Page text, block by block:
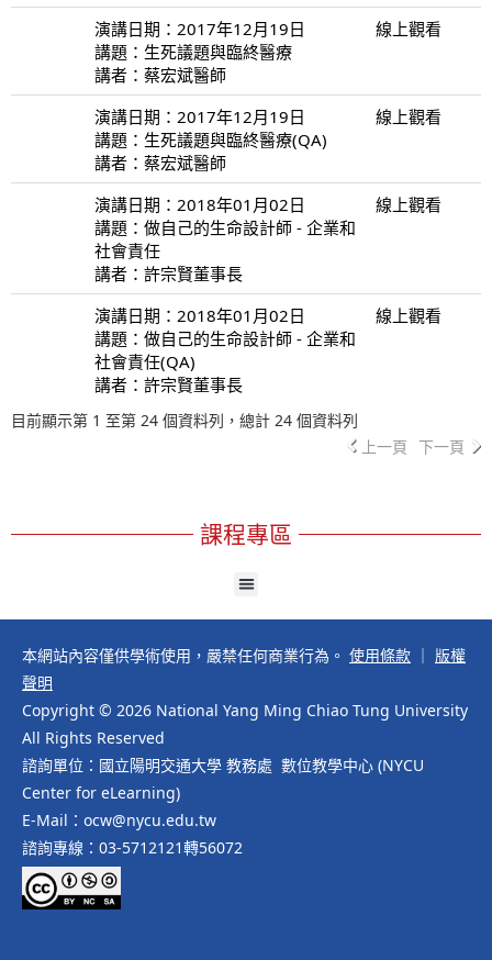
演講日期：2017年12月19日
講題：生死議題與臨終醫療
講者：蔡宏斌醫師
線上觀看
演講日期：2017年12月19日
講題：生死議題與臨終醫療(QA)
講者：蔡宏斌醫師
線上觀看
演講日期：2018年01月02日
講題：做自己的生命設計師 - 企業和
社會責任
講者：許宗賢董事長
線上觀看
演講日期：2018年01月02日
講題：做自己的生命設計師 - 企業和
社會責任(QA)
講者：許宗賢董事長
線上觀看
目前顯示第 1 至第 24 個資料列，總計 24 個資料列
上一頁 下一頁
課程專區
本網站內容僅供學術使用，嚴禁任何商業行為。 使用條款
版權
聲明
Copyright © 2026 National Yang Ming Chiao Tung University
All Rights Reserved
諮詢單位：國立陽明交通大學 教務處 數位教學中心 (NYCU
Center for eLearning)
E-Mail：ocw@nycu.edu.tw
諮詢專線：03-5712121轉56072